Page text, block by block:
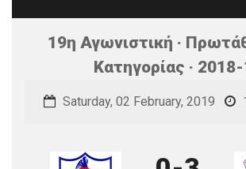
19η Αγωνιστική ·
Κατηγορίας ·
Saturday, 02 February, 2019